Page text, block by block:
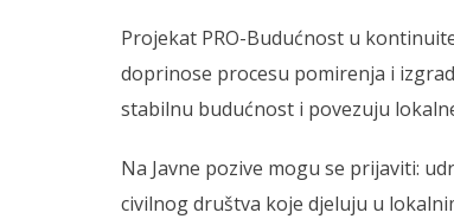
Projekat PRO-Budućnost u
doprinose procesu pomirenja i
stabilnu budućnost i povezuju
Na Javne pozive mogu se prijaviti:
civilnog društva koje djeluju u